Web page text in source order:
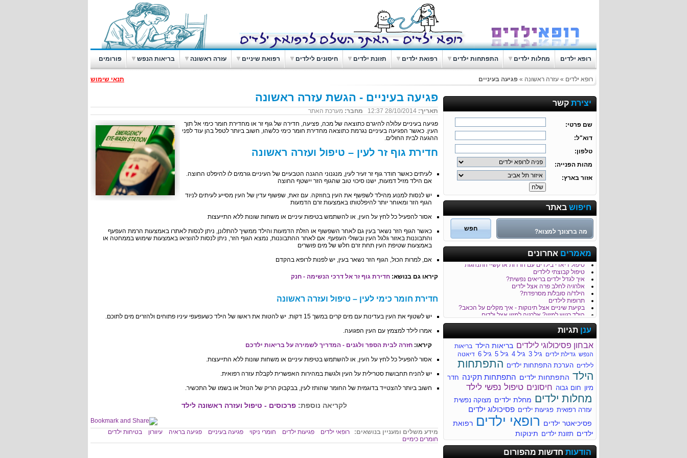
רופא ילדים מחלות ילדים התפתחות ילדים רפואת ילדים תזונת ילדים חיסונים לילדים רפואת שיניים עזרה ראשונה בריאות הנפש פורומים
תנאי שימוש רופא ילדים » עזרה ראשונה » פגיעה בעיניים
יצירת קשר
שם פרטי:
דוא"ל:
טלפון:
מהות הפנייה:
אזור בארץ:
חיפוש באתר
מאמרים אחרונים
כמה נקי הגן של הילד/ה שלך?
טיפול בבעיות התנהגות וכעסים של ילדים
טיפול דיאדי בילדים עם חרדות או קשיי התנהגות
טיפול קבוצתי לילדים
איך לגדל ילדים בריאים נפשית?
אלרגיה לחלב פרה אצל ילדים
הילד/ה סובל/ת מסרפדת?
תרופות לילדים
בקיעת שיניים אצל תינוקות - איך מקלים על הכאב?
הילד רגיש למזון? אלרגיה למזון אצל ילדים
לילד/ה יש קלקול קיבה?
חבלת ראש והגשת עזרה ראשונה לילד
דלקת קרום המוח Meningitis
חשוב לדעת על מיגרנות בילדים
עקיצות של חרקים - טיפול בילד לאחר עקיצה
סימפטומים נפוצים של מחלות ילדים
איך מזהים שהילד סובל מהתייבשות?
למה הילד/ה סובל/ת מהקאות?
רפואת ילדים
מחלות ילדים
מתי הילד שלך זקוק לעזרה מקצועית?
לדעת יותר על צהבת ילודים
מחלת הנשיקה (Infectious mononucleosis)
מומים מולדים - התפתחותיים ומבניים
ענן תגיות
אבחון פסיכולוגי לילדים בריאות הילד בריאות
הנפש גדילת ילדים גיל 3 גיל 4 גיל 5 גיל 6
דיאטה
לילדים הערכת התפתחות ילדים התפתחות
הילד התפתחות ילדים התפתחות תקינה חדר
מיון חום גבוה חיסונים טיפול נפשי לילד
מחלות ילדים מחלת ילדים מצוקה נפשית
עזרה רפואית פגיעות ילדים פסיכולוג ילדים
פסיכיאטר ילדים רופאי ילדים רפואת
ילדים תזונת ילדים תינוקות
הודעות חדשות מהפורום
ריור בעקבות דלקת גרון
ריור בעקבות דלקת גרון
פגיעה בעיניים - הגשת עזרה ראשונה
תאריך: מחבר: מערכת האתר
פגיעה בעיניים עלולה להיגרם כתוצאה של מכה, פציעה, חדירה של גוף זר או מחדירת חומר כימי אל תוך
העין. כאשר הפגיעה בעיניים נגרמת כתוצאה מחדירת חומר כימי כלשהו, חשוב ביותר לטפל בהן עוד לפני
ההגעה לבית החולים.
חדירת גוף זר לעין – טיפול ועזרה ראשונה
לעיתים כאשר חודר גוף זר זעיר לעין, מנגנוני ההגנה הטבעיים של העיניים גורמים לו להיפלט החוצה.
אם הילד מזיל דמעות, ישנו סיכוי טוב שהגוף הזר יישטף החוצה
יש לנסות למנוע מהילד לשפשף את העין בחוזקה. עם זאת, שפשוף עדין של העין מסייע לעיתים לניוד
הגוף הזר ומאוחר יותר להיפלטותו באמצעות זרם הדמעות
אסור להפעיל כל לחץ על העין, או להשתמש בטיפות עיניים או משחות שונות ללא התייעצות
כאשר הגוף הזר נשאר בעין גם לאחר השפשוף או הזלת הדמעות והילד ממשיך להתלונן, ניתן לנסות לאתרו באמצעות הרמת העפעף
והתבוננות באזור גלגל העין ובשולי העפעף. אם לאחר ההתבוננות, נמצא הגוף הזר, ניתן לנסות להוציאו באמצעות שימוש בממחטה או
באמצעות שטיפת העין תחת זרם חלש של מים פושרים
אם, למרות הכול, הגוף הזר נשאר בעין, יש לפנות לרופא בהקדם
קיראו גם בנושא: חדירת גוף זר אל דרכי הנשימה - חנק
חדירת חומר כימי לעין – טיפול ועזרה ראשונה
יש לשטוף את העין בעדינות עם מים קרים במשך 15 דקות. יש להטות את ראשו של הילד כשעפעפי עיניו פתוחים ולהזרים מים לתוכם.
אמרו לילד למצמץ עם העין הפגועה.
קיראו: חזרה לבית הספר ולגנים - המדריך לשמירה על בריאות ילדכם
אסור להפעיל כל לחץ על העין, או להשתמש בטיפות עיניים או משחות שונות ללא התייעצות.
יש להניח תחבושת סטרילית על העין ולגשת במהירות האפשרית לקבלת עזרה רפואית.
חשוב ביותר להצטייד בדוגמית של החומר שהותז לעין, בבקבוק הריק של הנוזל או בשמו של התכשיר.
לקריאה נוספת: פרכוסים - טיפול ועזרה ראשונה לילד
מידע משלים ומעניין בנושאים: רופאי ילדים פגיעות ילדים חומרי ניקוי פגיעה בעיניים פגיעה בראיה עיוורון
בטיחות ילדים
חומרים כימיים